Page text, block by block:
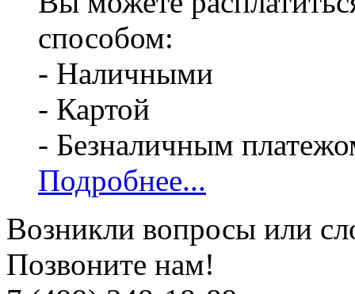
способом:
- Наличными
- Картой
- Безналичным
Подробнее...
Возникли вопросы или
Позвоните нам!